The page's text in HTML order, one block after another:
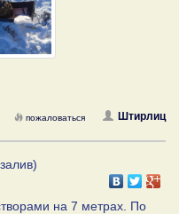
Штирлиц
пожаловаться
на 7 метрах. По